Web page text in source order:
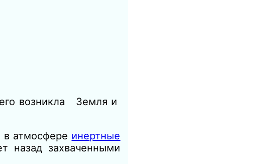
возникла Земля и
атмосфере инертные
назад захваченными